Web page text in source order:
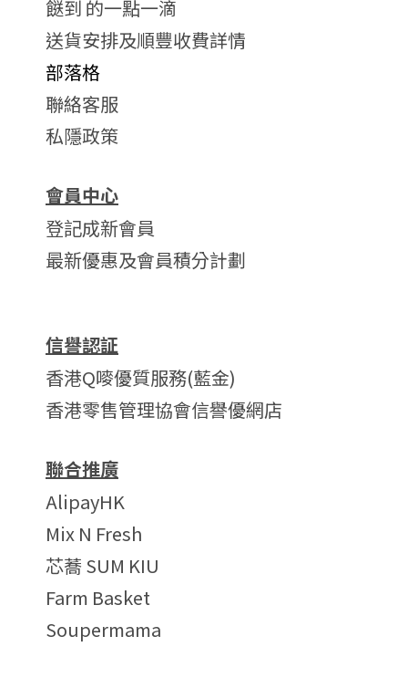
餸到 的一點一滴
送貨安排及順豐收費詳情
部落格
聯絡客服
私隱政策
會員中心
登記成新會員
最新優惠及會員積分計劃
信譽認証
香港Q嘜優質服務(藍金)
香港零售管理協會信譽優網店
聯合推廣
AlipayHK
Mix N Fresh
芯蕎 SUM KIU
Farm Basket
Soupermama